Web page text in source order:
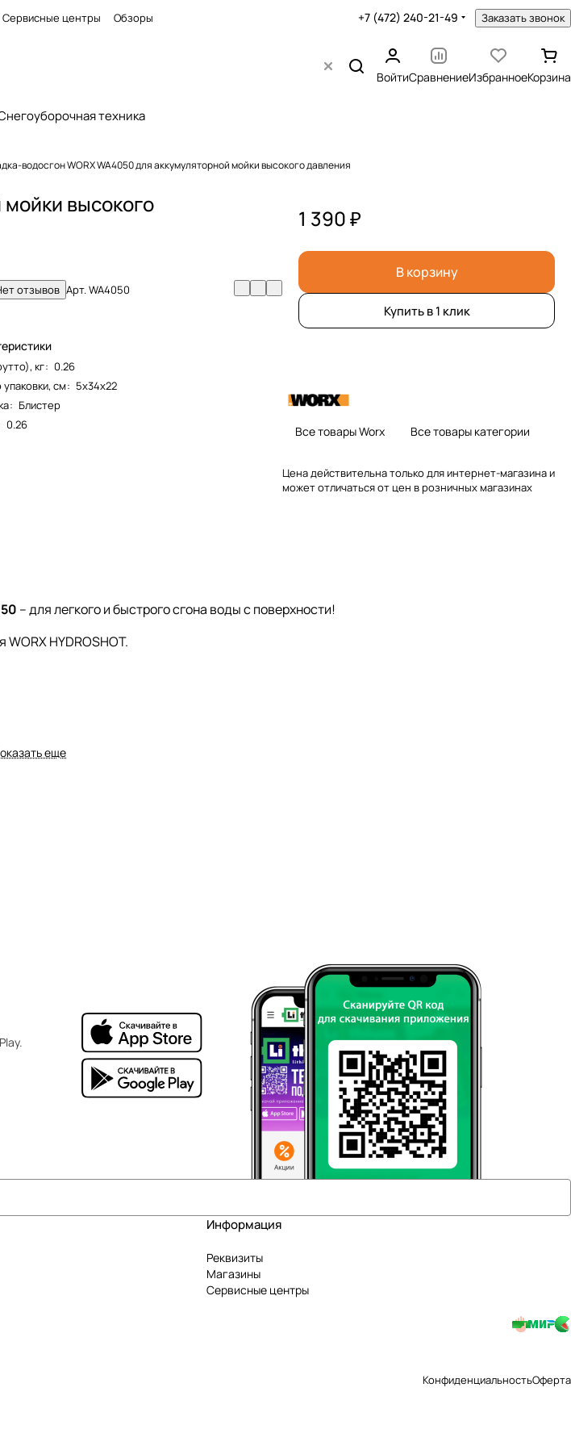
Сервисные центры Обзоры +7 (472) 240-21-49 Заказать звонок
ВойтиСравнениеИзбранноеКорзина
техника
водосгон WORX WA4050 для аккумуляторной мойки высокого давления
высокого
отзывов Арт.WA4050
кг: 0.26
см: 5х34х22
: Блистер
0.26
1 390 ₽
В корзину
Купить в 1 клик
Все товары Worx Все товары категории
Цена действительна только для интернет-магазина и
может отличаться от цен в розничных магазинах
– для легкого и быстрого сгона воды с поверхности!
HYDROSHOT.
еще
Информация
Реквизиты
Магазины
Сервисные центры
КонфиденциальностьОферта